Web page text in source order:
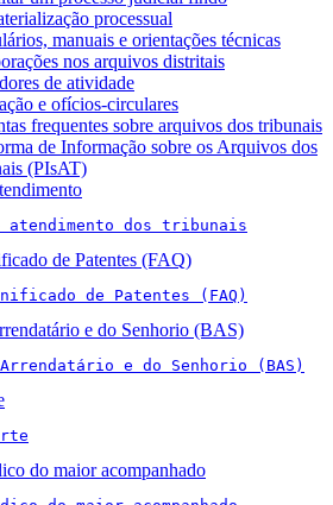
processual
manuais e orientações técnicas
nos arquivos distritais
de atividade
e ofícios-circulares
frequentes sobre arquivos dos tribunais
de Informação sobre os Arquivos dos
(PIsAT)
atendimento dos tribunais
de Patentes (FAQ)
de Patentes (FAQ)
e do Senhorio (BAS)
e do Senhorio (BAS)
do maior acompanhado